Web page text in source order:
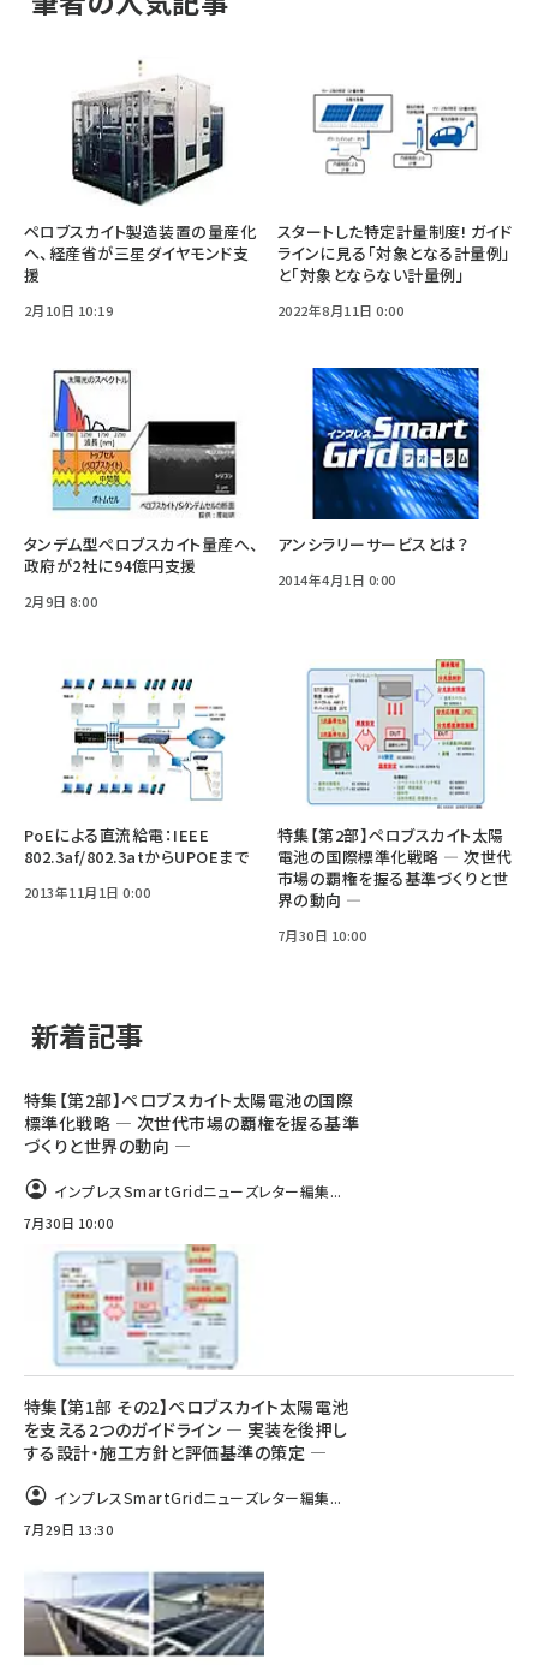
ペロブスカイト製造装置の量産化
へ、経産省が三星ダイヤモンド支
援
2月10日 10:19
スタートした特定計量制度! ガイド
ラインに見る「対象となる計量例」
と「対象とならない計量例」
2022年8月11日 0:00
タンデム型ペロブスカイト量産へ、
政府が2社に94億円支援
2月9日 8:00
アンシラリーサービスとは？
2014年4月1日 0:00
PoEによる直流給電：IEEE
802.3af/802.3atからUPOEまで
2013年11月1日 0:00
特集【第2部】ペロブスカイト太陽
電池の国際標準化戦略 ― 次世代
市場の覇権を握る基準づくりと世
界の動向 ―
7月30日 10:00
新着記事
特集【第2部】ペロブスカイト太陽電池の国際
標準化戦略 ― 次世代市場の覇権を握る基準
づくりと世界の動向 ―
インプレスSmartGridニューズレター編集...
7月30日 10:00
特集【第1部 その2】ペロブスカイト太陽電池
を支える2つのガイドライン ― 実装を後押し
する設計・施工方針と評価基準の策定 ―
インプレスSmartGridニューズレター編集...
7月29日 13:30